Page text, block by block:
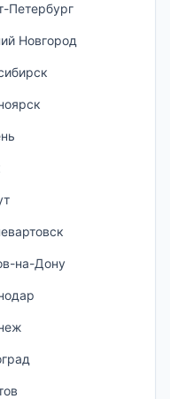
Петербург
Новгород
на-Дону